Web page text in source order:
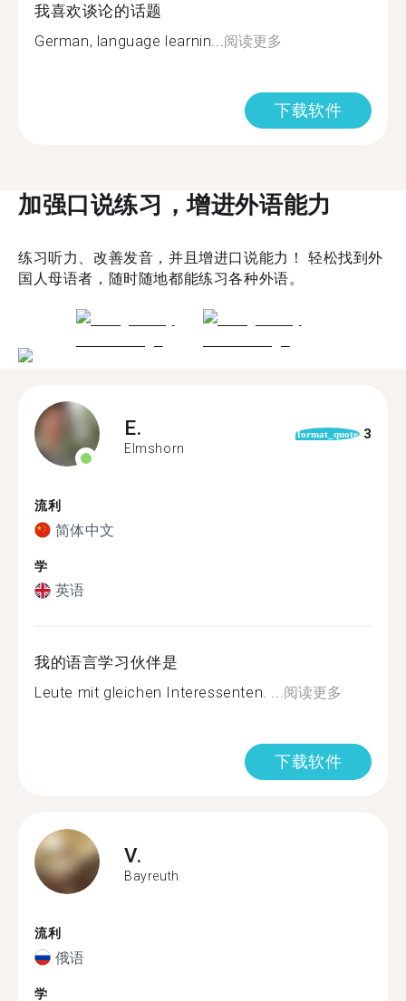
我喜欢谈论的话题
German, language learnin... 阅读更多
下载软件
加强口说练习，增进外语能力
练习听力、改善发音，并且增进口说能力！ 轻松找到外
国人母语者，随时随地都能练习各种外语。
E.
Elmshorn
format_quote 3
流利
简体中文
学
英语
我的语言学习伙伴是
Leute mit gleichen Interessenten. ...阅读更多
下载软件
V.
Bayreuth
流利
俄语
学